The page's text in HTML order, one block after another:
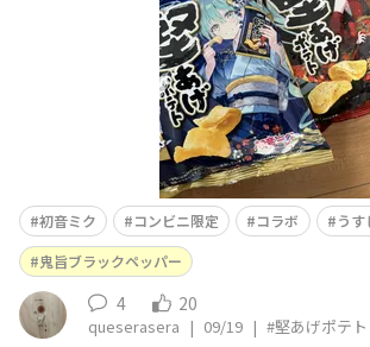
初音ミク コンビニ限定 コラボ
うす
鬼旨ブラックペッパー
4 20
queserasera | 09/19 | #堅あげポテ